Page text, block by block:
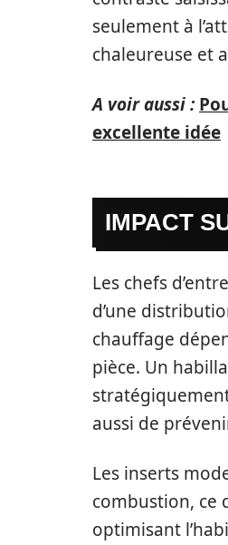
seulement à
chaleureuse et
A voir aussi :
excellente idée
IMPACT
Les chefs
d’une
chauffage
pièce. Un
aussi de
Les inserts
combustion, ce
optimisant